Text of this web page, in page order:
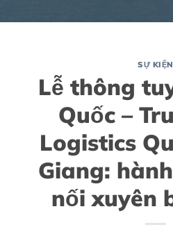
SỰ KIỆN
Lễ thông
Quốc –
Logistics
Giang:
nối xuyên